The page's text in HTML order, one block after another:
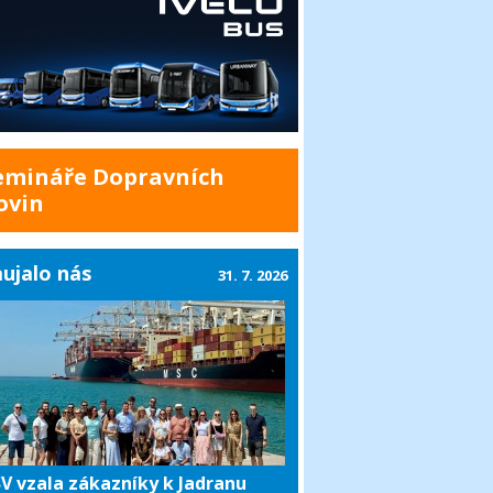
Dopravních
nás
vzala zákazníky k Jadranu
31. 7. 2026